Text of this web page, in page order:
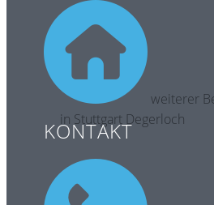
​weiterer
in Stuttgart Degerloch
KONTAKT